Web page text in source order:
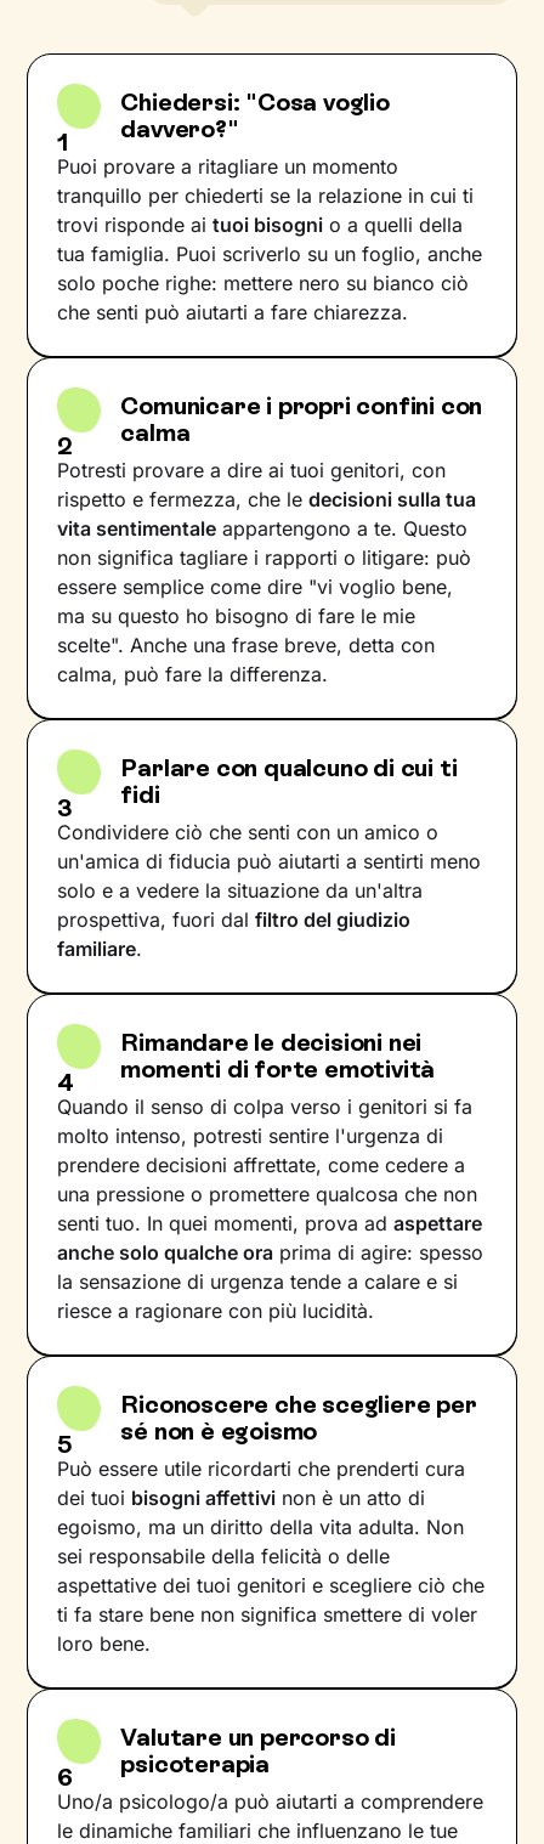
1
Chiedersi: "Cosa voglio
davvero?"
Puoi provare a ritagliare un momento
tranquillo per chiederti se la relazione in cui ti
trovi risponde aituoi bisogni o a quelli della
tua famiglia. Puoi scriverlo su un foglio, anche
solo poche righe: mettere nero su bianco ciò
che senti può aiutarti a fare chiarezza.
2
Comunicare i propri confini con
calma
Potresti provare a dire ai tuoi genitori, con
rispetto e fermezza, che ledecisioni sulla tua
vita sentimentale appartengono a te. Questo
non significa tagliare i rapporti o litigare: può
essere semplice come dire "vi voglio bene,
ma su questo ho bisogno di fare le mie
scelte". Anche una frase breve, detta con
calma, può fare la differenza.
3
Parlare con qualcuno di cui ti
fidi
Condividere ciò che senti con un amico o
un'amica di fiducia può aiutarti a sentirti meno
solo e a vedere la situazione da un'altra
prospettiva, fuori dalfiltro del giudizio
familiare.
4
Rimandare le decisioni nei
momenti di forte emotività
Quando il senso di colpa verso i genitori si fa
molto intenso, potresti sentire l'urgenza di
prendere decisioni affrettate, come cedere a
una pressione o promettere qualcosa che non
senti tuo. In quei momenti, prova adaspettare
anche solo qualche ora prima di agire: spesso
la sensazione di urgenza tende a calare e si
riesce a ragionare con più lucidità.
5
Riconoscere che scegliere per
sé non è egoismo
Può essere utile ricordarti che prenderti cura
dei tuoi bisogni affettivi non è un atto di
egoismo, ma un diritto della vita adulta. Non
sei responsabile della felicità o delle
aspettative dei tuoi genitori e scegliere ciò che
ti fa stare bene non significa smettere di voler
loro bene.
6
Valutare un percorso di
psicoterapia
Uno/a psicologo/a può aiutarti a comprendere
le dinamiche familiari che influenzano le tue